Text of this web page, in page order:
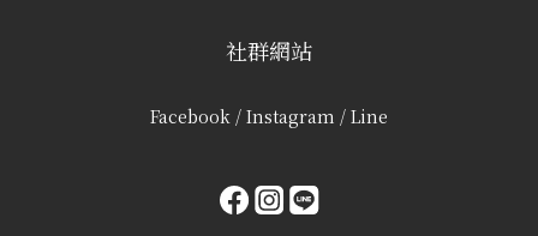
社群網站
Facebook / Instagram / Line